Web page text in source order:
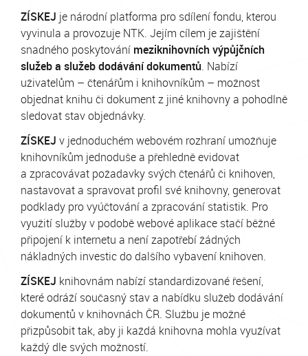
ZÍSKEJ je národní platforma pro sdílení fondu, kterou
vyvinula a provozuje NTK. Jejím cílem je zajištění
snadného poskytování meziknihovních výpůjčních
služeb a služeb dodávání dokumentů. Nabízí
uživatelům – čtenářům i knihovníkům – možnost
objednat knihu či dokument z jiné knihovny a pohodlně
sledovat stav objednávky.
ZÍSKEJ v jednoduchém webovém rozhraní umožňuje
knihovníkům jednoduše a přehledně evidovat
a zpracovávat požadavky svých čtenářů či knihoven,
nastavovat a spravovat profil své knihovny, generovat
podklady pro vyúčtování a zpracování statistik. Pro
využití služby v podobě webové aplikace stačí běžné
připojení k internetu a není zapotřebí žádných
nákladných investic do dalšího vybavení knihoven.
ZÍSKEJ knihovnám nabízí standardizované řešení,
které odráží současný stav a nabídku služeb dodávání
dokumentů v knihovnách ČR. Službu je možné
přizpůsobit tak, aby ji každá knihovna mohla využívat
každý dle svých možností.